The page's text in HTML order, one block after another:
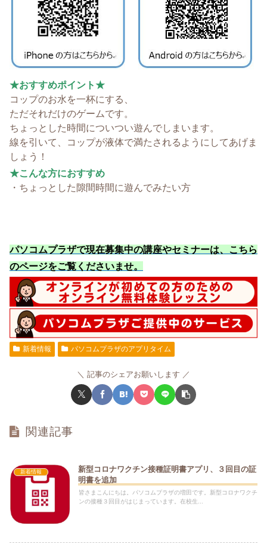
★おすすめポイント★
コップのお水を一杯にする、
ただそれだけのゲームです。
ちょっとした時間についつい遊んでしまいます。
線を引いて、コップが液体で満たされるようにしてあげま
しょう！
★こんな方におすすめ
・ちょっとした隙間時間に遊んでみたい方
パソコムプラザで現在募集中の講座やセミナーは、こちら
のページをご覧くださいませ。
新着情報 パソコムプラザのアプリタイム
記事のシェアお願いします
関連記事
新着情報
新型コロナワクチン接種証明書アプリ、３回目の証
明書を追加
皆さまこんにちは。パソコムプラザの増田です。新型コロナワクチ
ンの接種３回目がはじまっています。在校生...